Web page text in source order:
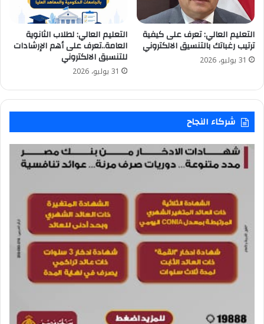
التعليم العالي: تعرف على كيفية
ترتيب رغباتك بالتنسيق الالكتروني
31 يوليو، 2026
التعليم العالي: لطلاب الثانوية
العامة..تعرف على أهم الإرشادات
للتنسبق الالكتروني
31 يوليو، 2026
شركاء النجاح